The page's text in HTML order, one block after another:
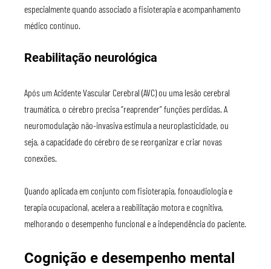
especialmente quando associado a fisioterapia e acompanhamento
médico contínuo.
Reabilitação neurológica
Após um Acidente Vascular Cerebral (AVC) ou uma lesão cerebral
traumática, o cérebro precisa “reaprender” funções perdidas. A
neuromodulação não-invasiva estimula a neuroplasticidade, ou
seja, a capacidade do cérebro de se reorganizar e criar novas
conexões.
Quando aplicada em conjunto com fisioterapia, fonoaudiologia e
terapia ocupacional, acelera a reabilitação motora e cognitiva,
melhorando o desempenho funcional e a independência do paciente.
Cognição e desempenho mental